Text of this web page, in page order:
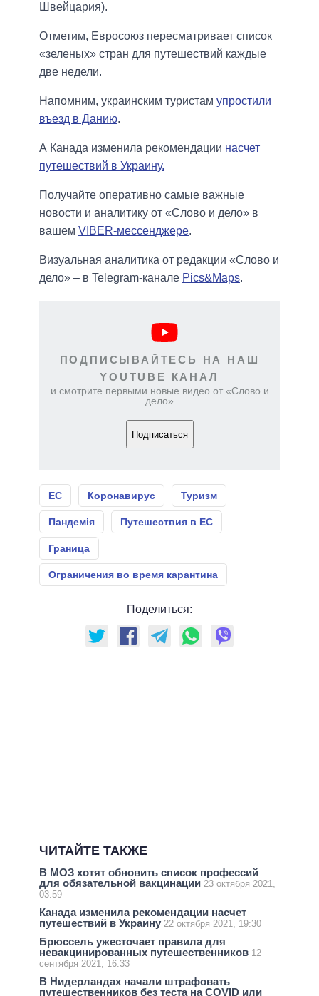
Швейцария).
Отметим, Евросоюз пересматривает список
«зеленых» стран для путешествий каждые
две недели.
Напомним, украинским туристам упростили
въезд в Данию.
А Канада изменила рекомендации насчет
путешествий в Украину.
Получайте оперативно самые важные
новости и аналитику от «Слово и дело» в
вашем VIBER-мессенджере.
Визуальная аналитика от редакции «Слово и
дело» – в Telegram-канале Pics&Maps.
ПОДПИСЫВАЙТЕСЬ НА НАШ
YOUTUBE КАНАЛ
и смотрите первыми новые видео от «Слово и
дело»
Подписаться
ЕС Коронавирус Туризм
Пандемія Путешествия в ЕС
Граница
Ограничения во время карантина
Поделиться:
ЧИТАЙТЕ ТАКЖЕ
В МОЗ хотят обновить список профессий
для обязательной вакцинации 23 октября 2021,
03:59
Канада изменила рекомендации насчет
путешествий в Украину 22 октября 2021, 19:30
Брюссель ужесточает правила для
невакцинированных путешественников 12
сентября 2021, 16:33
В Нидерландах начали штрафовать
путешественников без теста на COVID или